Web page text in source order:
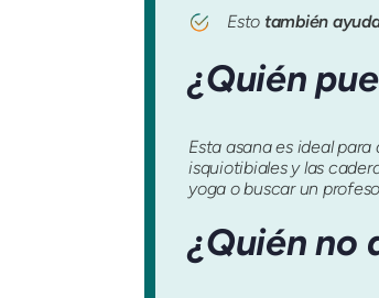
Esto también
¿Quién
Esta asana es ideal
isquiotibiales y las
yoga o buscar un
¿Quién no